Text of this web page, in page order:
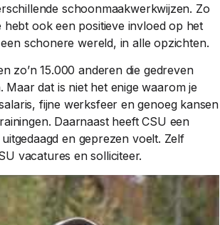
schoonmaakwerkwijzen. Zo
ook een positieve invloed op het
schonere wereld, in alle opzichten.
zo’n 15.000 anderen die gedreven
dat is niet het enige waarom je
fijne werksfeer en genoeg kansen
Daarnaast heeft CSU een
en geprezen voelt. Zelf
vacatures en solliciteer.